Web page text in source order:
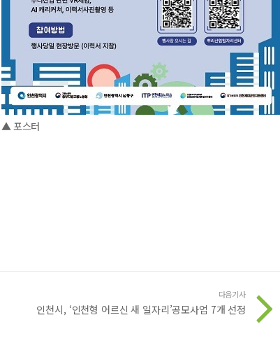
▲ 포스터
다음기사
인천시, ‘인천형 어르신 새 일자리’공모사업 7개 선정